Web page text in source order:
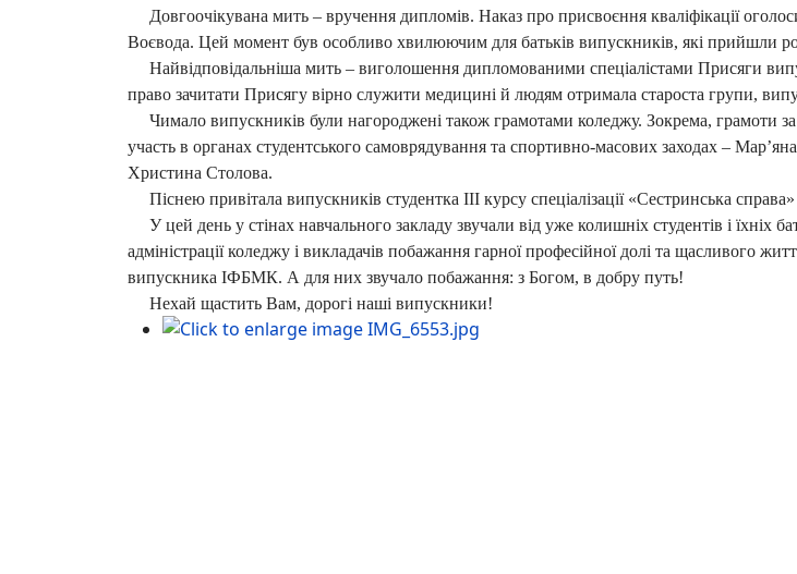
Довгоочікувана мить – вручення дипломів. Наказ про присвоєння кваліфікації
Воєвода. Цей момент був особливо хвилюючим для батьків випускників, які прийшли
Найвідповідальніша мить – виголошення дипломованими спеціалістами Присяги
право зачитати Присягу вірно служити медицині й людям отримала староста групи,
Чимало випускників були нагороджені також грамотами коледжу. Зокрема, грамоти
участь в органах студентського самоврядування та спортивно-масових заходах –
Христина Столова.
Піснею привітала випускників студентка ІІІ курсу спеціалізації «Сестринська
У цей день у стінах навчального закладу звучали від уже колишніх студентів і їхніх
адміністрації коледжу і викладачів побажання гарної професійної долі та щасливого
випускника ІФБМК. А для них звучало побажання: з Богом, в добру путь!
Нехай щастить Вам, дорогі наші випускники!